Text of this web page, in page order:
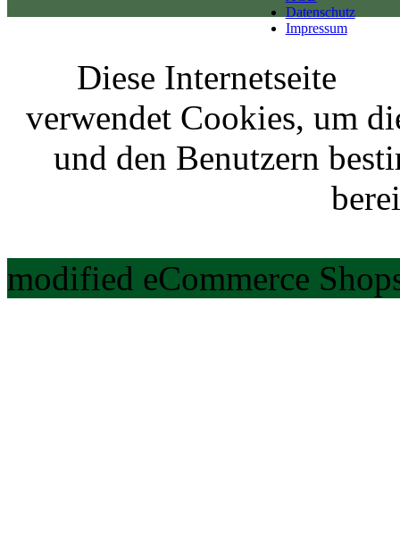
Datenschutz
Impressum
Diese Internetseite
verwendet Cookies, um
und den Benutzern
modified eCommerce